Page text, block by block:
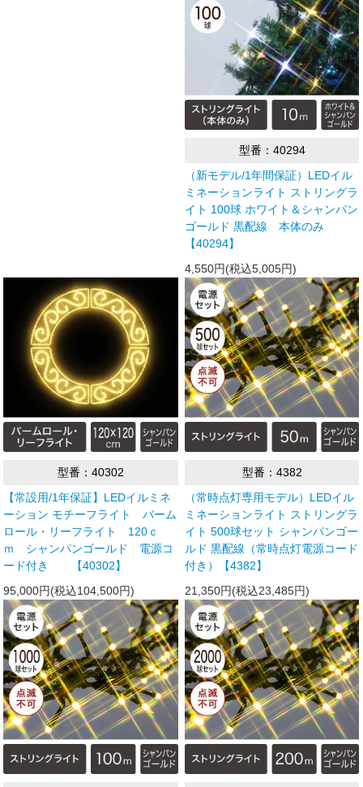
型番：40294
（新モデル/1年間保証）LEDイル
ミネーションライト ストリングラ
イト 100球 ホワイト＆シャンパン
ゴールド 黒配線 本体のみ
【40294】
4,550円(税込5,005円)
型番：40302
【常設用/1年保証】LEDイルミネ
ーション モチーフライト バーム
ロール・リーフライト 120ｃ
ｍ シャンパンゴールド 電源コ
ード付き 【40302】
95,000円(税込104,500円)
型番：4382
（常時点灯専用モデル）LEDイル
ミネーションライト ストリングラ
イト 500球セット シャンパンゴー
ルド 黒配線（常時点灯電源コード
付き）【4382】
21,350円(税込23,485円)